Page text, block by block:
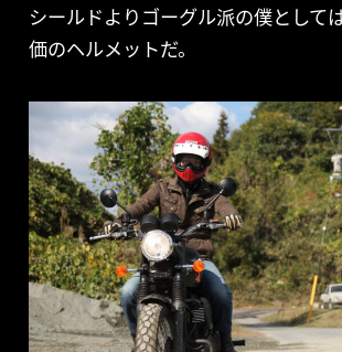
シールドよりゴーグル派の僕として
価のヘルメットだ。